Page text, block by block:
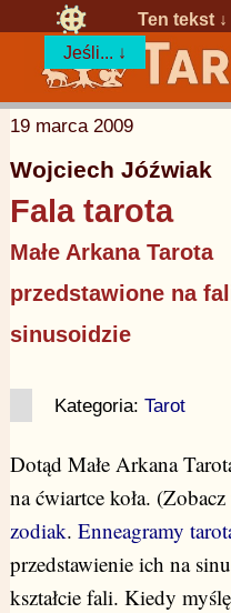
Ten tekst ↓
Jeśli... ↓
19 marca 2009
Wojciech Jóźwiak
Fala tarota
Małe Arkana Tarota
przedstawione na
sinusoidzie
Kategoria: Tarot
Dotąd Małe Arkana
na ćwiartce koła.
zodiak. Enneagramy
przedstawienie ich na
kształcie fali. Kiedy